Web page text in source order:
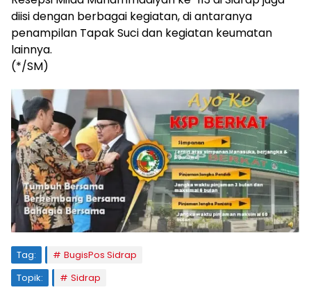
diisi dengan berbagai kegiatan, di antaranya
penampilan Tapak Suci dan kegiatan keumatan
lainnya.
(*/SM)
Tag:
BugisPos Sidrap
Topik:
Sidrap